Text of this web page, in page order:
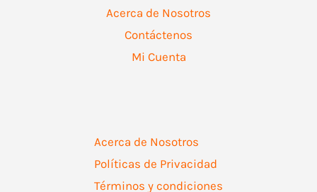
Acerca de Nosotros
Contáctenos
Mi Cuenta
Acerca de Nosotros
Políticas de Privacidad
Términos y condiciones